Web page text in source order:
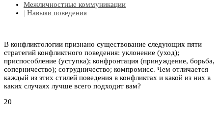
Межличностные коммуникации
| Навыки поведения
В конфликтологии признано существование следующих пяти
стратегий конфликтного поведения: уклонение (уход);
приспособление (уступка); конфронтация (принуждение, борьба,
соперничество); сотрудничество; компромисс. Чем отличается
каждый из этих стилей поведения в конфликтах и какой из них в
каких случаях лучше всего подходит вам?
20